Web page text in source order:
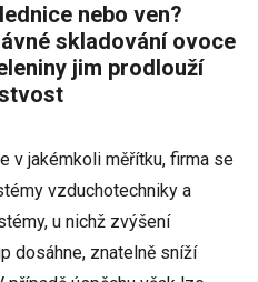
skladování ovoce
jim prodlouží
v jakémkoli měřítku, firma se
vzduchotechniky a
u nichž zvýšení
dosáhne, znatelně sníží